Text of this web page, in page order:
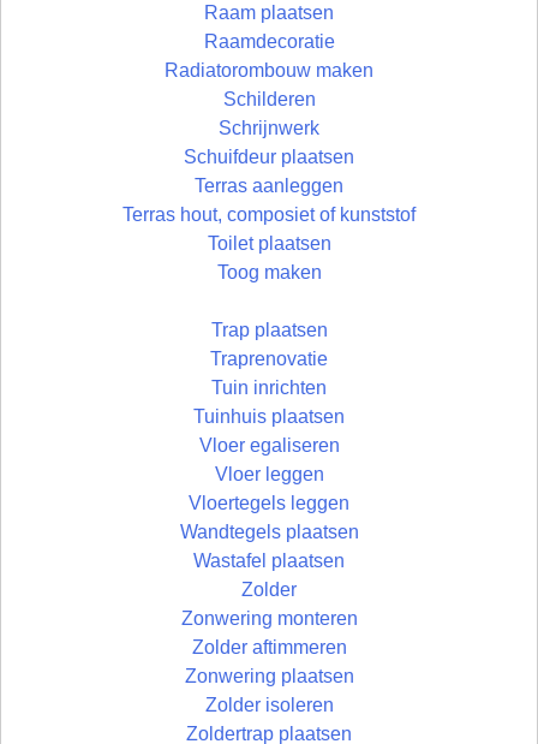
Raam plaatsen
Raamdecoratie
Radiatorombouw maken
Schilderen
Schrijnwerk
Schuifdeur plaatsen
Terras aanleggen
Terras hout, composiet of kunststof
Toilet plaatsen
Toog maken
Trap plaatsen
Traprenovatie
Tuin inrichten
Tuinhuis plaatsen
Vloer egaliseren
Vloer leggen
Vloertegels leggen
Wandtegels plaatsen
Wastafel plaatsen
Zolder
Zonwering monteren
Zolder aftimmeren
Zonwering plaatsen
Zolder isoleren
Zoldertrap plaatsen